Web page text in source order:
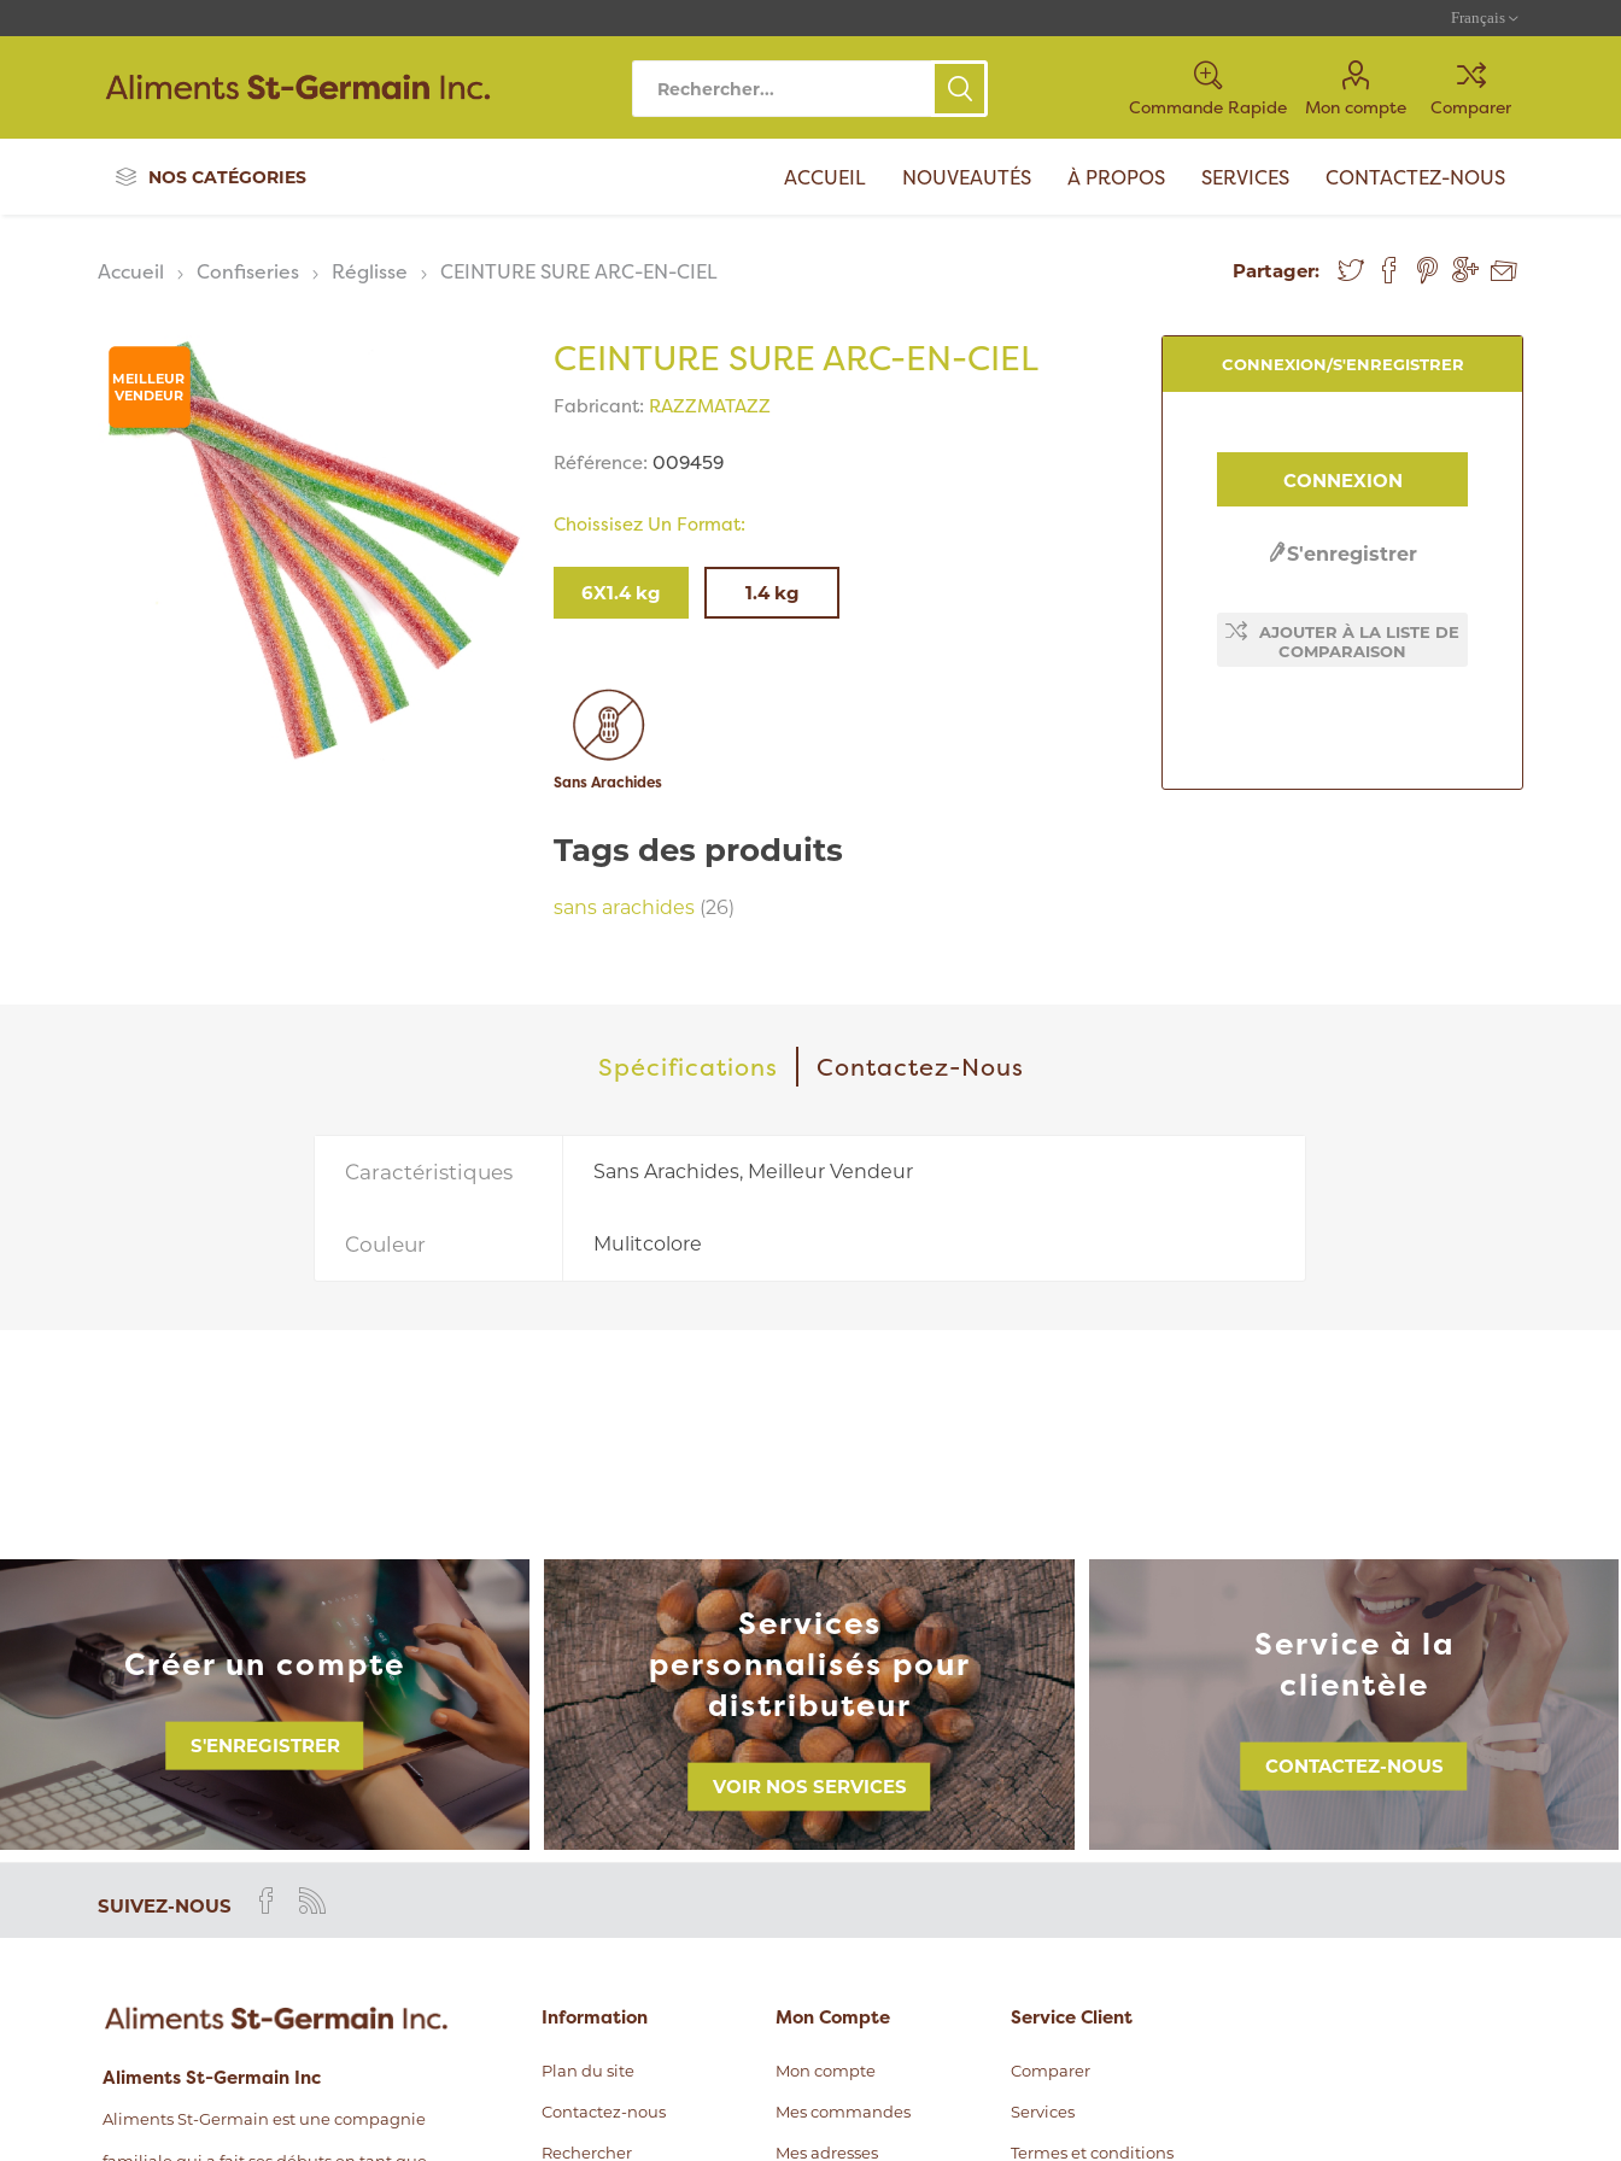
Commande Rapide Mon compte Comparer
NOS CATÉGORIES ACCUEIL NOUVEAUTÉS À PROPOS SERVICES CONTACTEZ-NOUS
Partager:
Accueil Confiseries Réglisse CEINTURE SURE ARC-EN-CIEL
MEILLEUR
VENDEUR
CEINTURE SURE ARC-EN-CIEL
Fabricant: RAZZMATAZZ
Référence: 009459
Choissisez Un Format:
6X1.4 kg 1.4 kg
Sans Arachides
Tags des produits
sans arachides (26)
CONNEXION/S'ENREGISTRER
CONNEXION
S'enregistrer
AJOUTER À LA LISTE DE
COMPARAISON
Spécifications Contactez-Nous
Caractéristiques Sans Arachides, Meilleur Vendeur
Couleur Mulitcolore
Créer un compte
S'ENREGISTRER
Services
personnalisés pour
distributeur
VOIR NOS SERVICES
Service à la
clientèle
CONTACTEZ-NOUS
SUIVEZ-NOUS
Aliments St-Germain Inc
Aliments St-Germain est une compagnie
Information
Plan du site
Contactez-nous
Rechercher
Mon Compte
Mon compte
Mes commandes
Mes adresses
Service Client
Comparer
Services
Termes et conditions